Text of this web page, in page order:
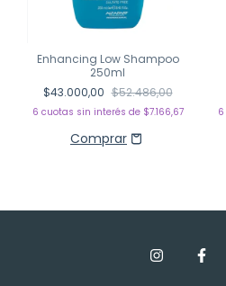
Enhancing Low Shampoo
250ml
$43.000,00 $52.486,00
6 cuotas sin interés de $7.166,67 6